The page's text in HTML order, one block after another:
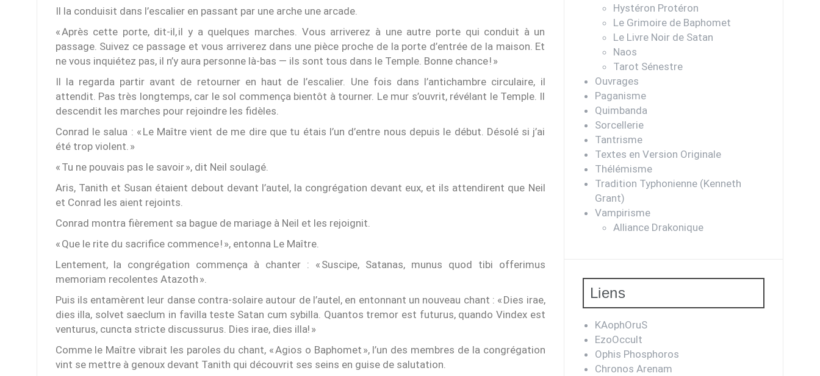
Il la conduisit dans l’escalier en passant par une arche une arcade.
« Après cette porte, dit-il, il y a quelques marches. Vous arriverez à une autre porte qui conduit à un
passage. Suivez ce passage et vous arriverez dans une pièce proche de la porte d’entrée de la maison. Et
ne vous inquiétez pas, il n’y aura personne là-bas — ils sont tous dans le Temple. Bonne chance ! »
Il la regarda partir avant de retourner en haut de l’escalier. Une fois dans l’antichambre circulaire, il
attendit. Pas très longtemps, car le sol commença bientôt à tourner. Le mur s’ouvrit, révélant le Temple. Il
descendit les marches pour rejoindre les fidèles.
Conrad le salua : « Le Maître vient de me dire que tu étais l’un d’entre nous depuis le début. Désolé si j’ai
été trop violent. »
« Tu ne pouvais pas le savoir », dit Neil soulagé.
Aris, Tanith et Susan étaient debout devant l’autel, la congrégation devant eux, et ils attendirent que Neil
et Conrad les aient rejoints.
Conrad montra fièrement sa bague de mariage à Neil et les rejoignit.
« Que le rite du sacrifice commence ! », entonna Le Maître.
Lentement, la congrégation commença à chanter : « Suscipe, Satanas, munus quod tibi offerimus
memoriam recolentes Atazoth ».
Puis ils entamèrent leur danse contra-solaire autour de l’autel, en entonnant un nouveau chant : « Dies irae,
dies illa, solvet saeclum in favilla teste Satan cum sybilla. Quantos tremor est futurus, quando Vindex est
venturus, cuncta stricte discussurus. Dies irae, dies illa! »
Comme le Maître vibrait les paroles du chant, « Agios o Baphomet », l’un des membres de la congrégation
vint se mettre à genoux devant Tanith qui découvrit ses seins en guise de salutation.
Hystéron Protéron
Le Grimoire de Baphomet
Le Livre Noir de Satan
Naos
Tarot Sénestre
Ouvrages
Paganisme
Quimbanda
Sorcellerie
Tantrisme
Textes en Version Originale
Thélémisme
Tradition Typhonienne (Kenneth
Grant)
Vampirisme
Alliance Drakonique
Liens
KAophOruS
EzoOccult
Ophis Phosphoros
Chronos Arenam